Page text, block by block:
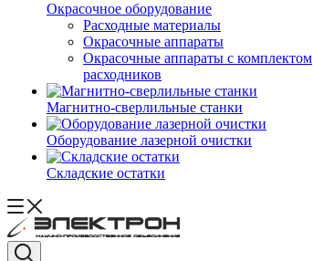
Окрасочное оборудование
Расходные материалы
Окрасочные аппараты
Окрасочные аппараты с комплектом
расходников
Магнитно-сверлильные станки
Оборудование лазерной очистки
Складские остатки